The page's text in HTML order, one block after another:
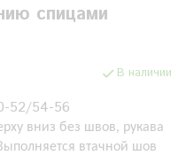
спицами
В наличии
52/54-56
вниз без швов, рукава
втачной шов